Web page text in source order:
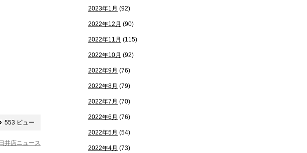
553 ビュー
井店ニュース
2023年1月 (92)
2022年12月 (90)
2022年11月 (115)
2022年10月 (92)
2022年9月 (76)
2022年8月 (79)
2022年7月 (70)
2022年6月 (76)
2022年5月 (54)
2022年4月 (73)